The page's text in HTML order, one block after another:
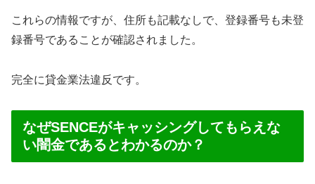
これらの情報ですが、住所も記載なしで、登録番号も未登
録番号であることが確認されました。
完全に貸金業法違反です。
なぜSENCEがキャッシングしてもらえな
い闇金であるとわかるのか？